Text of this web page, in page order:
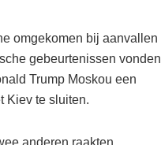
omgekomen bij aanvallen
gebeurtenissen vonden
Trump Moskou een
Kiev te sluiten.
anderen raakten